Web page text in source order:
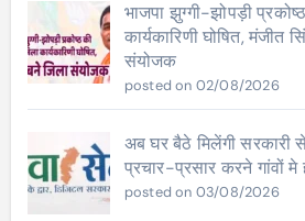
भाजपा झुग्गी-झोपड़ी
कार्यकारिणी घोषित, मंजीत
संयोजक
posted on 02/08/2026
अब घर बैठे मिलेंगी सरकारी
प्रचार-प्रसार करने गांवों मे
posted on 03/08/2026